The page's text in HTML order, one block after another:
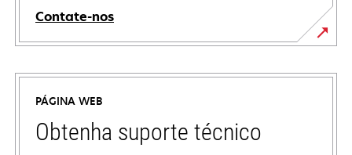
Contate-nos
PÁGINA WEB
Obtenha suporte técnico